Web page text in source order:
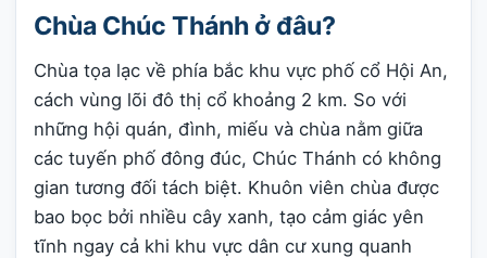
Chùa Chúc Thánh ở đâu?
Chùa tọa lạc về phía bắc khu vực phố cổ Hội An,
cách vùng lõi đô thị cổ khoảng 2 km. So với
những hội quán, đình, miếu và chùa nằm giữa
các tuyến phố đông đúc, Chúc Thánh có không
gian tương đối tách biệt. Khuôn viên chùa được
bao bọc bởi nhiều cây xanh, tạo cảm giác yên
tĩnh ngay cả khi khu vực dân cư xung quanh